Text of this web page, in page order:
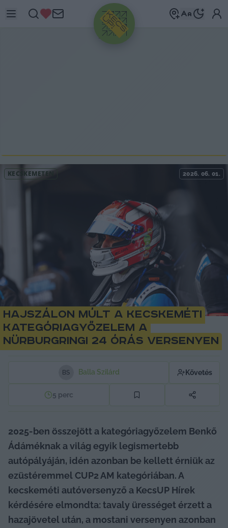
HIRDETÉS
KECSKEMÉTEN 2026. 06. 01.
Hajszálon múlt a kecskeméti
kategóriagyőzelem a
nürburgringi 24 órás versenyen
BS Balla Szilárd Követés
5 perc
2025-ben összejött a kategóriagyőzelem Benkő
Ádáméknak a világ egyik legismertebb
autópályáján, idén azonban be kellett érniük az
ezüstéremmel CUP2 AM kategóriában. A
kecskeméti autóversenyző a KecsUP Hírek
kérdésére elmondta: tavaly ürességet érzett a
hazajövetel után, a mostani versenyen azonban